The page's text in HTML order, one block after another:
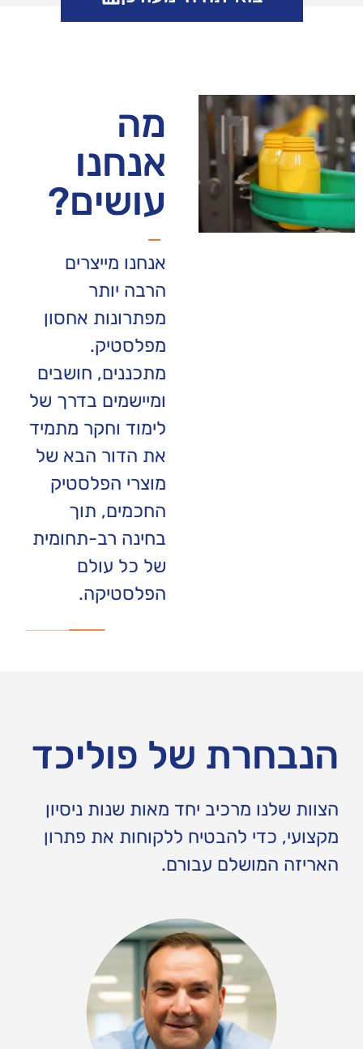
מה
אנחנו
עושים?
אנחנו מייצרים
הרבה יותר
מפתרונות אחסון
מפלסטיק.
מתכננים, חושבים
ומיישמים בדרך של
לימוד וחקר מתמיד
את הדור הבא של
מוצרי הפלסטיק
החכמים, תוך
בחינה רב-תחומית
של כל עולם
הפלסטיקה.
הנבחרת של פוליכד
הצוות שלנו מרכיב יחד מאות שנות ניסיון
מקצועי, כדי להבטיח ללקוחות את פתרון
האריזה המושלם עבורם.